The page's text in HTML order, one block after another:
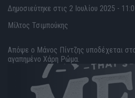
Δημοσιεύτηκε στις 2 Ιουλίου 2025 -
Μίλτος Τσιμπούκης
Απόψε ο Μάνος Πίντζης υποδέχεται
αγαπημένο Χάρη Ρώμα.